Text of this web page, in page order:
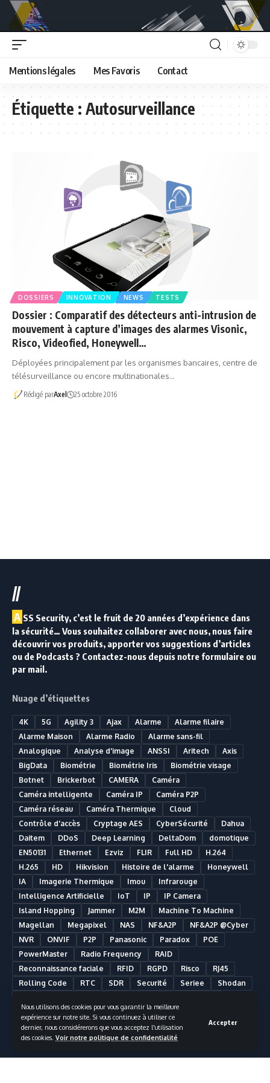
Nous utilisons des cookies pour vous garantir la meilleure
expérience sur notre site. Si vous continuez à utiliser ce
dernier, nous considérerons que vous acceptez l'utilisation
des cookies. Voir notre politique de confidentialité
Accepter
Mentions légales Mes Favoris Contact
Étiquette :Autosurveillance
DOSSIERS INNOVATION NEWS TESTS
Dossier : Comparatif des détecteurs anti-intrusion de
mouvement à capture d’images des alarmes Visonic,
Risco, Videofied, Honeywell…
Déployées principalement par les organismes bancaires, centre de
télésurveillance ou encore multinationales…
Rédigé parAxel 25 octobre 2016
//
A SS Security, c’est le fruit de 20 années d’expérience dans
la sécurité… Vous souhaitez collaborer avec nous, nous faire
découvrir vos produits, apporter vos suggestions d’articles
ou de Podcasts ? Contactez-nous depuis notre formulaire ou
par mail.
Nuage d’étiquettes
4K 5G Agility 3 Ajax Alarme
Alarme filaire
Alarme Maison
Alarme Radio
Alarme sans-fil
Analogique
Analyse d'image ANSSI Aritech
Axis
BigData
Biométrie Biométrie Iris
Biométrie visage
Botnet
Brickerbot CAMERA
Caméra
Caméra intelligente
Caméra IP
Caméra P2P
Caméra réseau
Caméra Thermique
Cloud
Contrôle d'accès
Cryptage AES CyberSécurité
Dahua
Daitem
DDoS Deep Learning DeltaDom
domotique
EN50131
Ethernet Ezviz FLIR Full HD
H.264
H.265
HD Hikvision Histoire de l'alarme
Honeywell
IA
Imagerie Thermique Imou
Infrarouge
Intelligence Artificielle
IoT IP
IP Camera
Island Hopping
Jammer M2M
Machine To Machine
Magellan
Megapixel NAS NF&A2P
NF&A2P @Cyber
NVR
ONVIF P2P Panasonic Paradox
POE
PowerMaster
Radio Frequency
RAID
Reconnaissance faciale
RFID RGPD Risco
RJ45
Rolling Code
RTC SDR Securité Seriee
Shodan
Somfy
Synology Télésurveillance
UTC Fire & Security
Vidéosurveillance
Vidéosurveillance Analytique
Visonic